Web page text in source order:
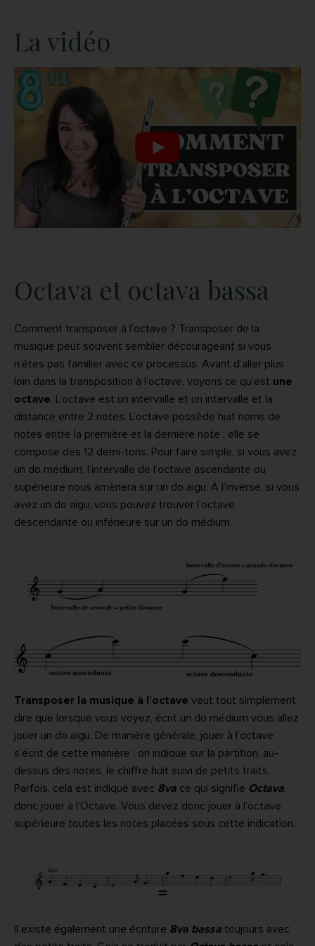
La vidéo
Octava et octava bassa
Comment transposer à l’octave ? Transposer de la
musique peut souvent sembler décourageant si vous
n’êtes pas familier avec ce processus. Avant d’aller plus
loin dans la transposition à l’octave, voyons ce qu’est une
octave. L’octave est un intervalle et un intervalle et la
distance entre 2 notes. L’octave possède huit noms de
notes entre la première et la dernière note ; elle se
compose des 12 demi-tons. Pour faire simple, si vous avez
un do médium, l’intervalle de l’octave ascendante ou
supérieure nous amènera sur un do aigu. À l’inverse, si vous
avez un do aigu, vous pouvez trouver l’octave
descendante ou inférieure sur un do médium.
Transposer la musique à l’octave veut tout simplement
dire que lorsque vous voyez, écrit un do médium vous allez
jouer un do aigu. De manière générale, jouer à l’octave
s’écrit de cette manière : on indique sur la partition, au-
dessus des notes, le chiffre huit suivi de petits traits.
Parfois, cela est indiqué avec 8va ce qui signifie Octava,
donc jouer à l’Octave. Vous devez donc jouer à l’octave
supérieure toutes les notes placées sous cette indication.
Il existe également une écriture 8va bassa toujours avec